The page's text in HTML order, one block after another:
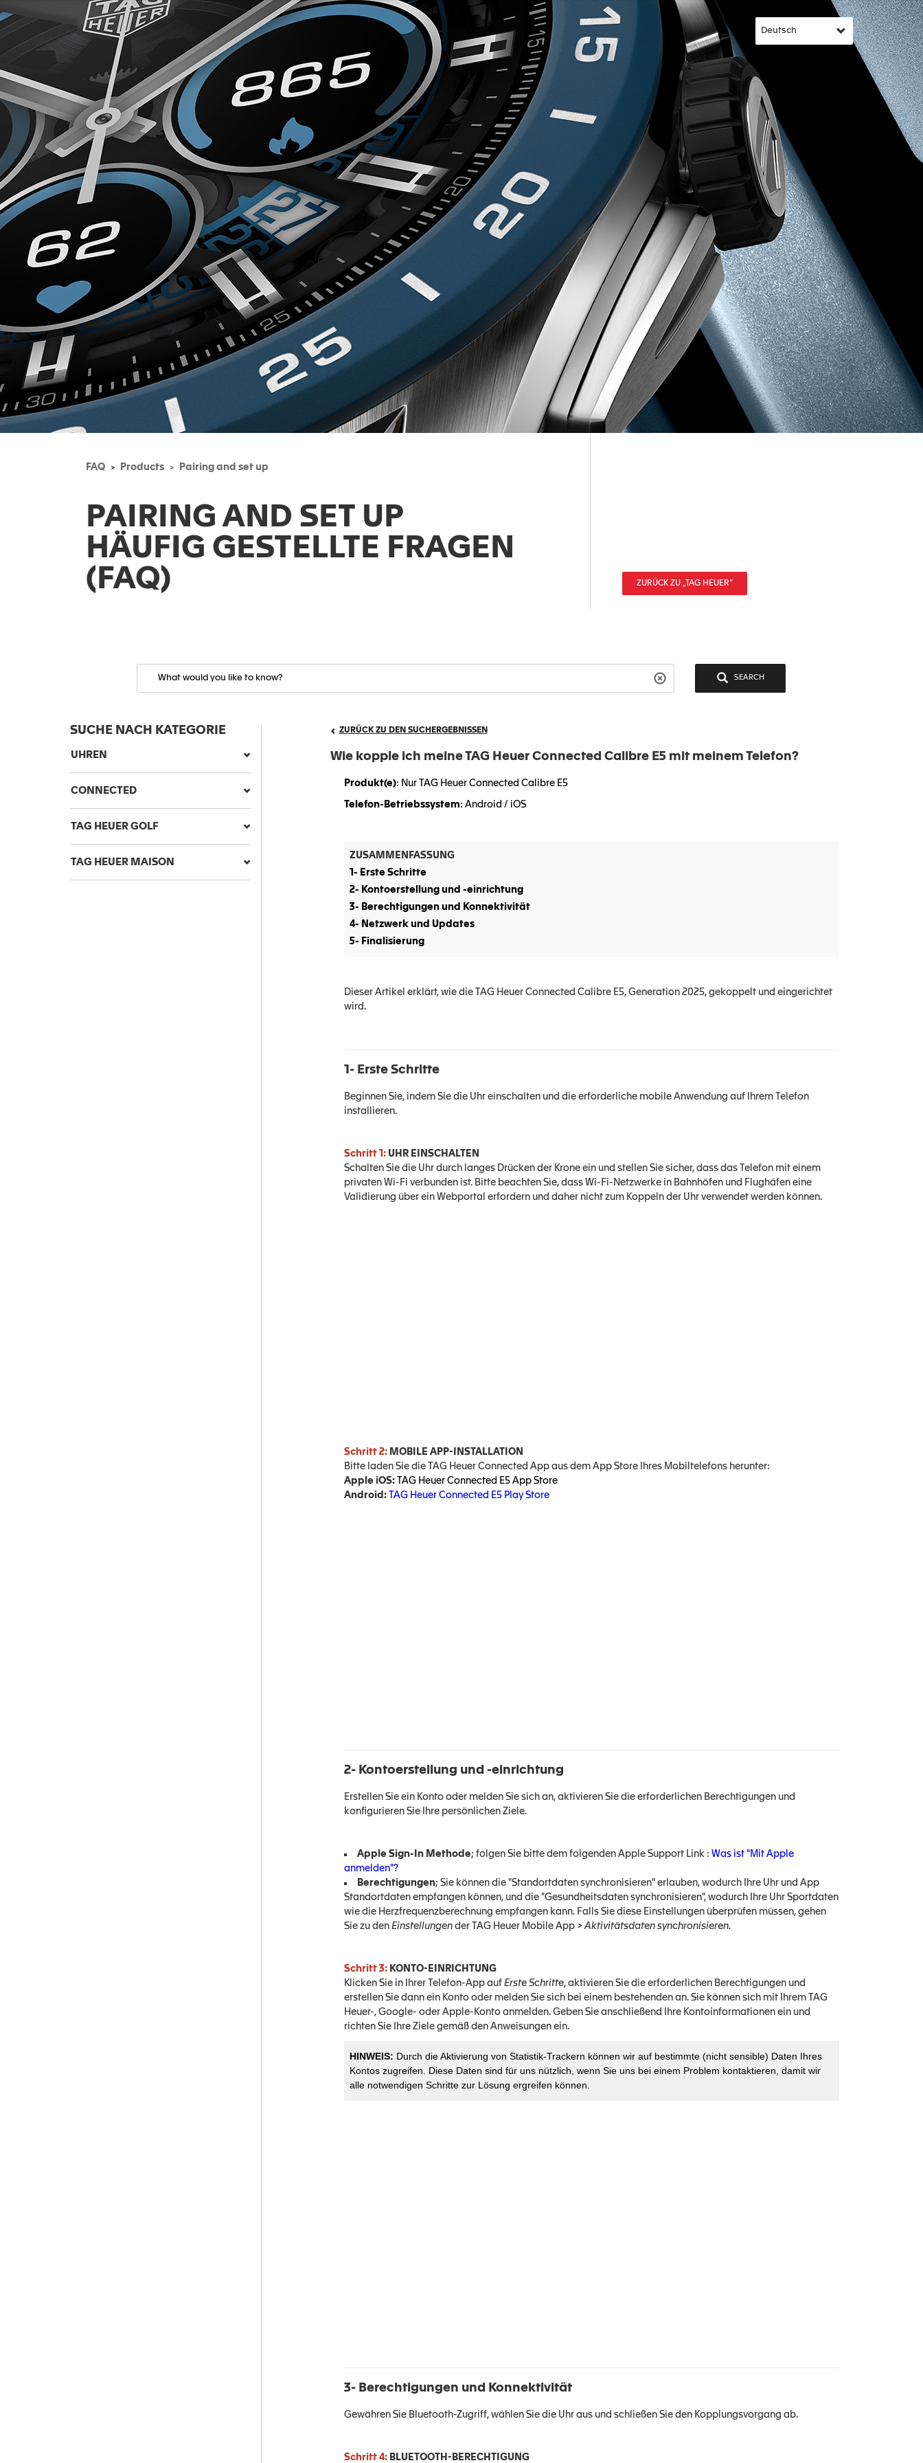
FAQ Products Pairing and set up
PAIRING AND SET UP
HÄUFIG GESTELLTE FRAGEN
(FAQ)
ZURÜCK ZU „TAG HEUER“
SEARCH
SUCHE NACH KATEGORIE
UHREN
CONNECTED
TAG HEUER GOLF
TAG HEUER MAISON
ZURÜCK ZU DEN SUCHERGEBNISSEN
Wie kopple ich meine TAG Heuer Connected Calibre E5 mit meinem Telefon?
Produkt(e): Nur TAG Heuer Connected Calibre E5
Telefon-Betriebssystem: Android / iOS
ZUSAMMENFASSUNG
1- Erste Schritte
2- Kontoerstellung und -einrichtung
3- Berechtigungen und Konnektivität
4- Netzwerk und Updates
5- Finalisierung
Dieser Artikel erklärt, wie die TAG Heuer Connected Calibre E5, Generation 2025, gekoppelt und eingerichtet
wird.
1- Erste Schritte
Beginnen Sie, indem Sie die Uhr einschalten und die erforderliche mobile Anwendung auf Ihrem Telefon
installieren.
Schritt 1:UHR EINSCHALTEN
Schalten Sie die Uhr durch langes Drücken der Krone ein und stellen Sie sicher, dass das Telefon mit einem
privaten Wi-Fi verbunden ist. Bitte beachten Sie, dass Wi-Fi-Netzwerke in Bahnhöfen und Flughäfen eine
Validierung über ein Webportal erfordern und daher nicht zum Koppeln der Uhr verwendet werden können.
Schritt 2: MOBILE APP-INSTALLATION
Bitte laden Sie die TAG Heuer Connected App aus dem App Store Ihres Mobiltelefons herunter:
Apple iOS:
TAG Heuer Connected E5 App Store
Android:
TAG Heuer Connected E5 Play Store
2- Kontoerstellung und -einrichtung
Erstellen Sie ein Konto oder melden Sie sich an, aktivieren Sie die erforderlichen Berechtigungen und
konfigurieren Sie Ihre persönlichen Ziele.
Apple Sign-In Methode; folgen Sie bitte dem folgenden Apple Support Link : Was ist "Mit Apple
anmelden"?
Berechtigungen; Sie können die "Standortdaten synchronisieren" erlauben, wodurch Ihre Uhr und App
Standortdaten empfangen können, und die "Gesundheitsdaten synchronisieren", wodurch Ihre Uhr Sportdaten
wie die Herzfrequenzberechnung empfangen kann. Falls Sie diese Einstellungen überprüfen müssen, gehen
Sie zu den Einstellungender TAG Heuer Mobile App >Aktivitätsdaten synchronisieren.
Schritt 3:KONTO-EINRICHTUNG
Klicken Sie in Ihrer Telefon-App auf Erste Schritte, aktivieren Sie die erforderlichen Berechtigungen und
erstellen Sie dann ein Konto oder melden Sie sich bei einem bestehenden an. Sie können sich mit Ihrem TAG
Heuer-, Google- oder Apple-Konto anmelden. Geben Sie anschließend Ihre Kontoinformationen ein und
richten Sie Ihre Ziele gemäß den Anweisungen ein.
HINWEIS: Durch die Aktivierung von Statistik-Trackern können wir auf bestimmte (nicht sensible) Daten Ihres
Kontos zugreifen. Diese Daten sind für uns nützlich, wenn Sie uns bei einem Problem kontaktieren, damit wir
alle notwendigen Schritte zur Lösung ergreifen können.
3- Berechtigungen und Konnektivität
Gewähren Sie Bluetooth-Zugriff, wählen Sie die Uhr aus und schließen Sie den Kopplungsvorgang ab.
Schritt 4:BLUETOOTH-BERECHTIGUNG